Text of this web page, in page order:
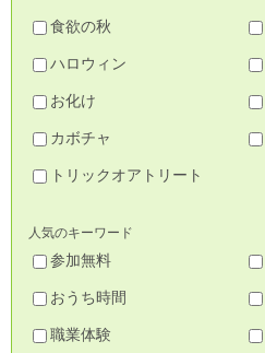
食欲の秋
ハロウィン
お化け
カボチャ
トリックオアトリート
人気のキーワード
参加無料
おうち時間
職業体験